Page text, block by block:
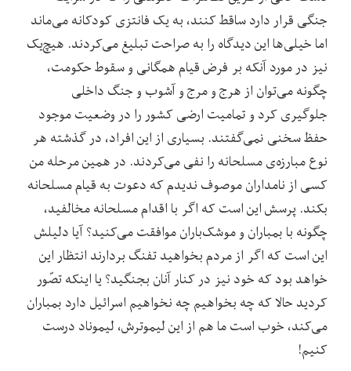
جنگی قرار دارد ساقط کنند، به یک فانتزی کودکانه می‌ماند
اما خیلی‌ها این دیدگاه را به صراحت تبلیغ می‌کردند. هیچ‌یک
نیز در مورد آنکه بر فرض قیام همگانی و سقوط حکومت،
چگونه می‌توان از هرج و مرج و آشوب و جنگ داخلی
جلوگیری کرد و تمامیت ارضی کشور را در وضعیت موجود
حفظ سخنی نمی‌گفتند. بسیاری از این افراد، در گذشته هر
نوع مبارزه‌ی مسلحانه را نفی می‌کردند. در همین مرحله من
کسی از نامداران موصوف ندیدم که دعوت به قیام مسلحانه
بکند. پرسش این است که اگر با اقدام مسلحانه مخالفید،
چگونه با بمباران و موشک‌باران موافقت می‌کنید؟ آیا دلیلش
این است که اگر از مردم بخواهید تفنگ بردارند انتظار این
خواهد بود که خود نیز در کنار آنان بجنگید؟ یا اینکه تصّور
کردید حالا که چه بخواهیم چه نخواهیم اسرائیل دارد بمباران
می‌کند، خوب است ما هم از این لیموترش، لیموناد درست
کنیم!